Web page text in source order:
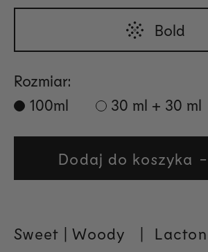
Bold
Rozmiar:
100ml
30 ml + 30 ml
Dodaj do koszyka
Sweet | Woody